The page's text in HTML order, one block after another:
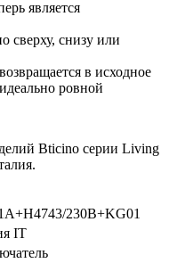
является
сверху, снизу или
в исходное
ровной
Bticino серии Living
230B+KG01
IT